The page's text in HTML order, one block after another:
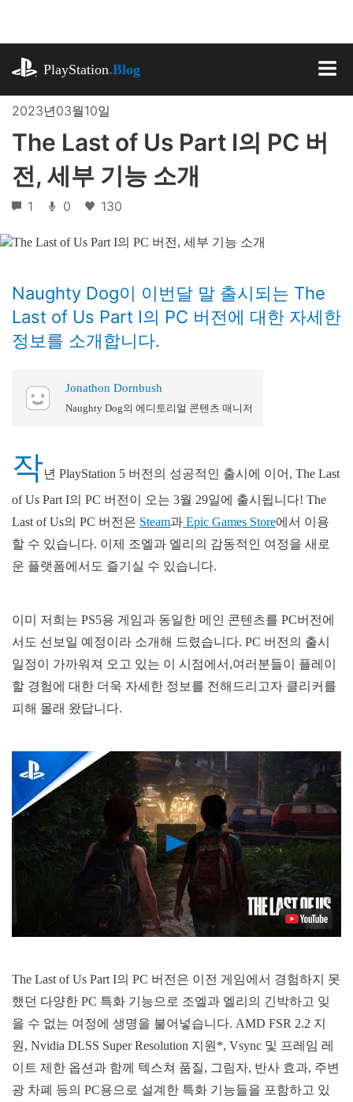
로
뛰
PlayStation.Blog
2023년03월10일
The Last of Us Part I의 PC 버
전, 세부 기능 소개
1 0 130
Naughty Dog이 이번달 말 출시되는 The
Last of Us Part I의 PC 버전에 대한 자세한
정보를 소개합니다.
Jonathon Dornbush
Naughty Dog의 에디토리얼 콘텐츠 매니저
작년 PlayStation 5 버전의 성공적인 출시에 이어, The Last
of Us Part I의 PC 버전이 오는 3월 29일에 출시됩니다! The
Last of Us의 PC 버전은 Steam과 Epic Games Store에서 이용
할 수 있습니다. 이제 조엘과 엘리의 감동적인 여정을 새로
운 플랫폼에서도 즐기실 수 있습니다.
이미 저희는 PS5용 게임과 동일한 메인 콘텐츠를 PC버전에
서도 선보일 예정이라 소개해 드렸습니다. PC 버전의 출시
일정이 가까워져 오고 있는 이 시점에서,여러분들이 플레이
할 경험에 대한 더욱 자세한 정보를 전해드리고자 클리커를
피해 몰래 왔답니다.
Play
Video
The Last of Us Part I의 PC 버전은 이전 게임에서 경험하지 못
했던 다양한 PC 특화 기능으로 조엘과 엘리의 긴박하고 잊
을 수 없는 여정에 생명을 불어넣습니다. AMD FSR 2.2 지
원, Nvidia DLSS Super Resolution 지원*, Vsync 및 프레임 레
이트 제한 옵션과 함께 텍스쳐 품질, 그림자, 반사 효과, 주변
광 차폐 등의 PC용으로 설계한 특화 기능들을 포함하고 있